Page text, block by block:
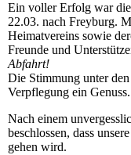
Ein voller Erfolg war
22.03. nach Freyburg.
Heimatvereins sowie
Freunde und
Abfahrt!
Die Stimmung unter
Verpflegung ein Genuss.
Nach einem
beschlossen, dass
gehen wird.